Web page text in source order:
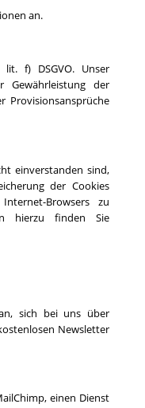
an.
f) DSGVO. Unser
Gewährleistung der
Provisionsansprüche
einverstanden sind,
der Cookies
Browsers zu
hierzu finden Sie
sich bei uns über
Newsletter
einen Dienst